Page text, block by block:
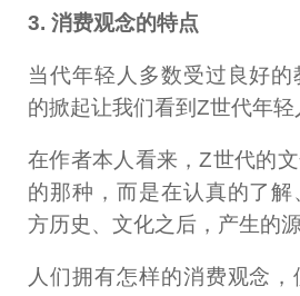
3. 消费观念的特点
当代年轻人多数受过良好
的掀起让我们看到Z世代年轻
在作者本人看来，Z世代的
的那种，而是在认真的了
方历史、文化之后，产生的
人们拥有怎样的消费观念